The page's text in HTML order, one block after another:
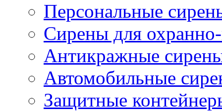
Персональные
Сирены для
Антикражные
Автомобильные
Защитные